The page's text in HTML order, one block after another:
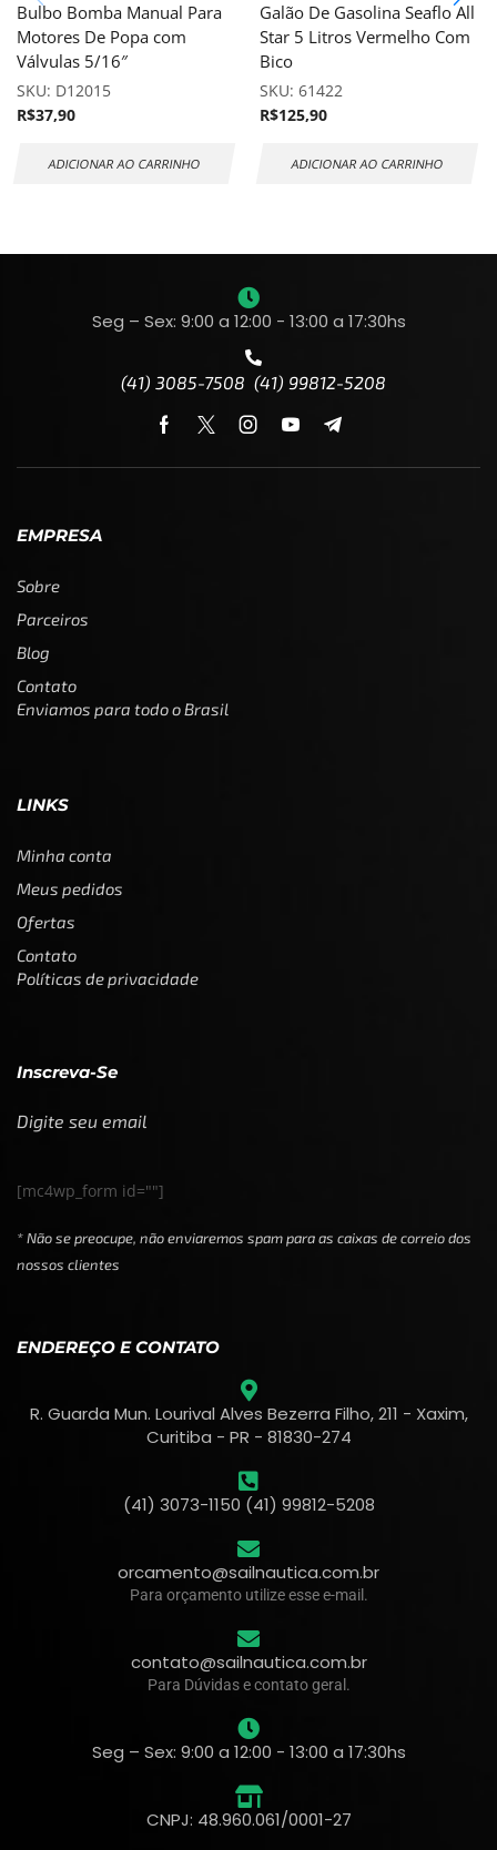
Bulbo Bomba Manual Para
Motores De Popa com
Válvulas 5/16″
SKU: D12015
R$37,90
ADICIONAR AO CARRINHO
Galão De Gasolina Seaflo All
Star 5 Litros Vermelho Com
Bico
SKU: 61422
R$125,90
ADICIONAR AO CARRINHO
Seg – Sex: 9:00 a 12:00 - 13:00 a 17:30hs
(41) 3085-7508 (41) 99812-5208
EMPRESA
Sobre
Parceiros
Blog
Contato
Enviamos para todo o Brasil
LINKS
Minha conta
Meus pedidos
Ofertas
Contato
Políticas de privacidade
Inscreva-Se
Digite seu email
[mc4wp_form id=""]
* Não se preocupe, não enviaremos spam para as caixas de correio dos
nossos clientes
ENDEREÇO E CONTATO
R. Guarda Mun. Lourival Alves Bezerra Filho, 211 - Xaxim,
Curitiba - PR - 81830-274
(41) 3073-1150 (41) 99812-5208
orcamento@sailnautica.com.br
Para orçamento utilize esse e-mail.
contato@sailnautica.com.br
Para Dúvidas e contato geral.
Seg – Sex: 9:00 a 12:00 - 13:00 a 17:30hs
CNPJ: 48.960.061/0001-27